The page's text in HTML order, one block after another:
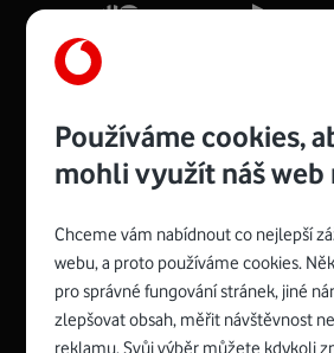
Zyxel VMG8623-T50B:
Rozměry modemu jsou 16 x 22 x 7,5
Spojte se s
Používáme cookies,
mohli využít náš web
Chceme vám nabídnout co nejlepší
webu, a proto používáme cookies.
pro správné fungování stránek, jiné
zlepšovat obsah, měřit návštěvnost
reklamu. Svůj výběr můžete kdykoli